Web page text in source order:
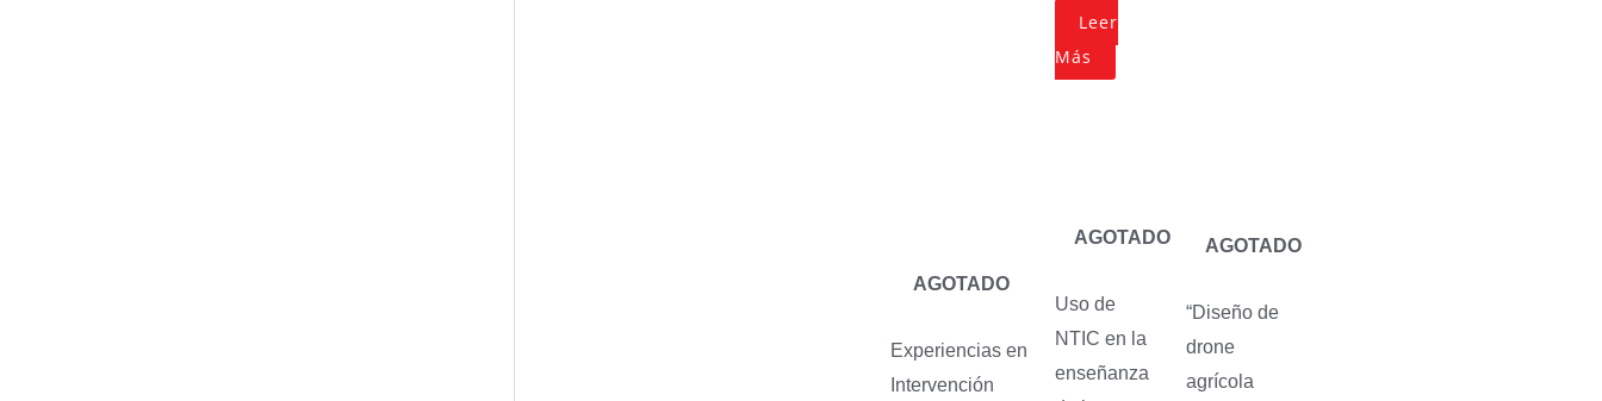
Leer
Más
AGOTADO
Experiencias en
Intervención
AGOTADO
Uso de
NTIC en la
enseñanza
AGOTADO
“Diseño de
drone
agrícola